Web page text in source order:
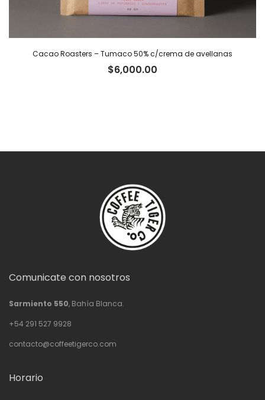
Cacao Roasters – Tumaco 50% c/crema de avellanas
$6,000.00
Comunicate con nosotros
Sarmiento 550, Bahía Blanca.
+54 291 527 9928
contacto@coffeetigerco.com
Horario